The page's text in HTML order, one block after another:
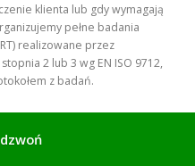
klienta lub gdy wymagają
pełne badania
realizowane przez
2 lub 3 wg EN ISO 9712,
z badań.